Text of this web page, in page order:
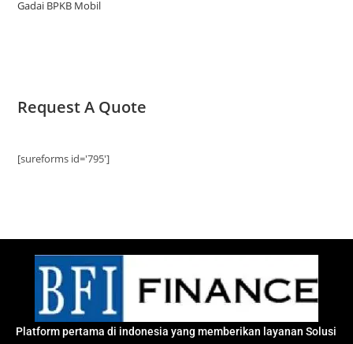
Gadai BPKB Mobil
Request A Quote
[sureforms id='795']
Platform pertama di indonesia yang memberikan layanan Solusi